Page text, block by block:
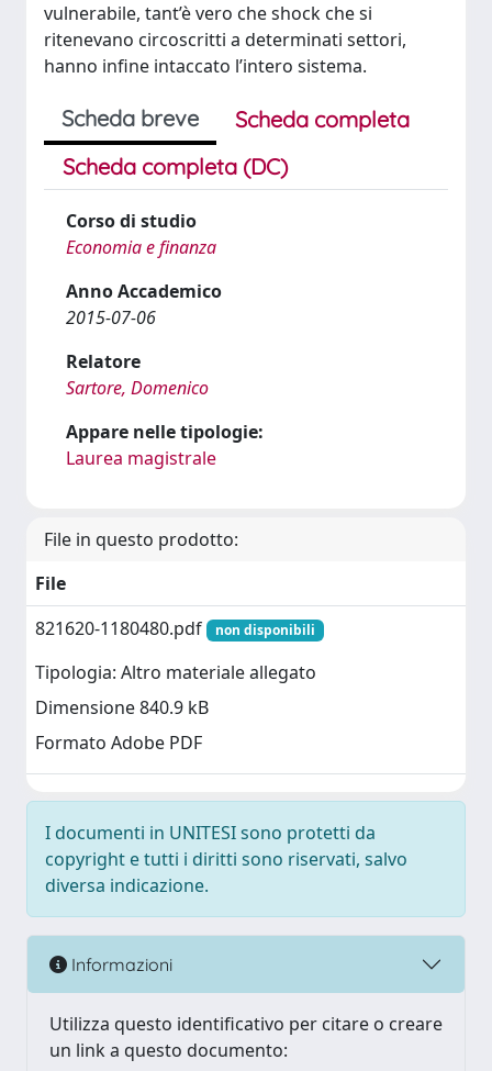
vulnerabile, tant’è vero che shock che si
ritenevano circoscritti a determinati settori,
hanno infine intaccato l’intero sistema.
Scheda breve
Scheda completa
Scheda completa (DC)
Corso di studio
Economia e finanza
Anno Accademico
2015-07-06
Relatore
Sartore, Domenico
Appare nelle tipologie:
Laurea magistrale
File in questo prodotto:
File
821620-1180480.pdf
non disponibili
Tipologia: Altro materiale allegato
Dimensione 840.9 kB
Formato Adobe PDF
I documenti in UNITESI sono protetti da
copyright e tutti i diritti sono riservati, salvo
diversa indicazione.
Informazioni
Utilizza questo identificativo per citare o creare
un link a questo documento: